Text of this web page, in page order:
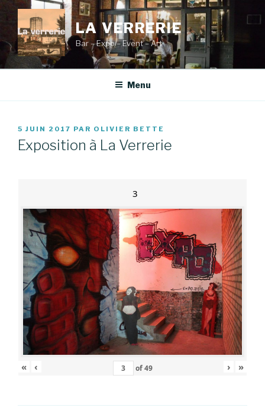
contenu
principal
LA VERRERIE
Bar – Expo – Event – Art
Menu
PUBLIÉ
LE
5 JUIN 2017 PAR OLIVIER BETTE
Exposition à La Verrerie
3
« ‹ of49 › »